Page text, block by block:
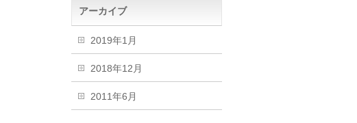
アーカイブ
2019年1月
2018年12月
2011年6月